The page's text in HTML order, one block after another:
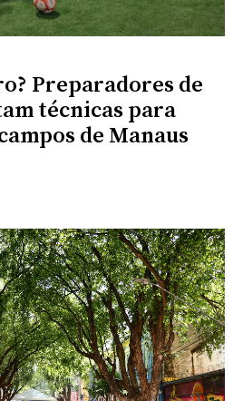
Preparadores de
técnicas para
de Manaus